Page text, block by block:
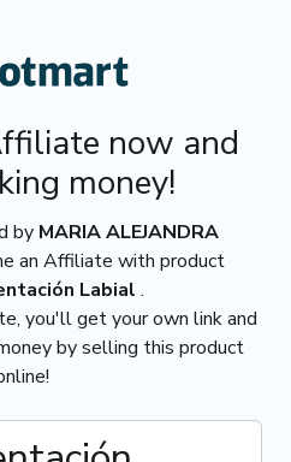
now and
money!
by MARIA ALEJANDRA
an Affiliate with product
Labial .
you'll get your own link and
by selling this product